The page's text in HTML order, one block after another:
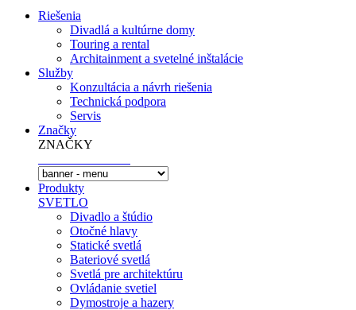
Riešenia
Divadlá a kultúrne domy
Touring a rental
Architainment a svetelné inštalácie
Služby
Konzultácia a návrh riešenia
Technická podpora
Servis
Značky
ZNAČKY
Produkty
SVETLO
Divadlo a štúdio
Otočné hlavy
Statické svetlá
Bateriové svetlá
Svetlá pre architektúru
Ovládanie svetiel
Dymostroje a hazery